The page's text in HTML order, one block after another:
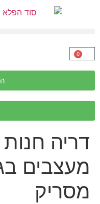
0
דריה חנות
מעצבים
מסריק